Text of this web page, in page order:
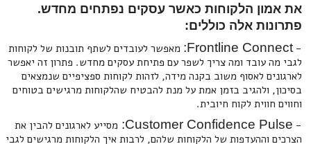
את אמון הלקוחות כאשר עסקים נפתחים מחדש.
פתרונות אלה כוללים:
-
Frontline Connect: מאפשר לעובדים לשתף תובנות של לקוחות
לגבי מה עובד ומה צריך לשפר עם פתיחת עסקים מחדש. פתרון זה יאפשר
לארגונים לאסוף משוב בקנה מידה, לזהות לקוחות ספציפיים שנמצאים
בסיכון, ולהגיב בזמן אמת על מנת להבטיח שהלקוחות מרגישים בטוחים
וחווים חווית לקוח חיובית.
-
Customer Confidence Pulse: מסייע לארגונים להבין את
הצרכים וההעדפות של הלקוחות שלהם, לרבות איך הלקוחות מרגישים לגבי